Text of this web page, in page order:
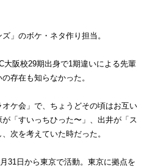
」のボケ・ネタ作り担当。
大阪校29期出身で1期違いによる先輩
存在も知らなかった。
ケ会」で、ちょうどその頃はお互い
「すいっちひった〜」、出井が「ス
次を考えていた時だった。
31日から東京で活動。東京に拠点を